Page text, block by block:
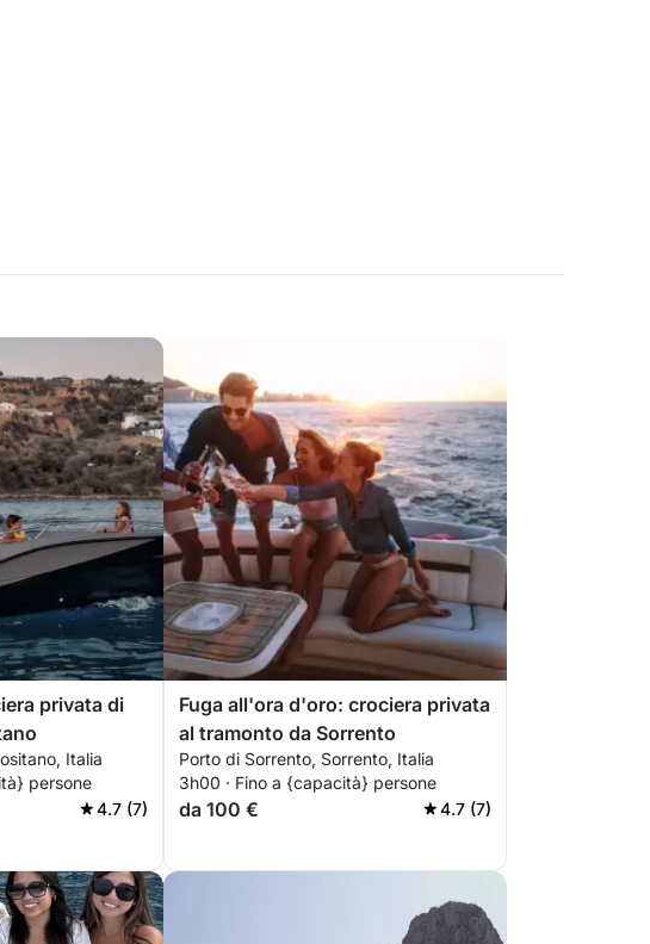
privata di
Italia
persone
4.7 (7)
Fuga all'ora d'oro: crociera privata
al tramonto da Sorrento
Porto di Sorrento, Sorrento, Italia
3h00 · Fino a {capacità} persone
da 100 € 4.7 (7)